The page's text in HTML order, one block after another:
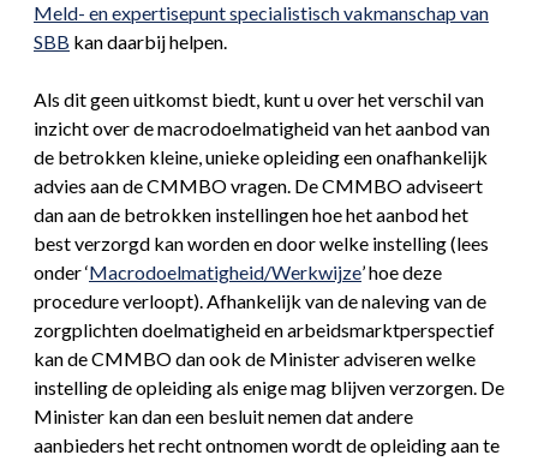
Meld- en expertisepunt specialistisch vakmanschap van
SBB kan daarbij helpen.
Als dit geen uitkomst biedt, kunt u over het verschil van
inzicht over de macrodoelmatigheid van het aanbod van
de betrokken kleine, unieke opleiding een onafhankelijk
advies aan de CMMBO vragen. De CMMBO adviseert
dan aan de betrokken instellingen hoe het aanbod het
best verzorgd kan worden en door welke instelling (lees
onder ‘Macrodoelmatigheid/Werkwijze’ hoe deze
procedure verloopt). Afhankelijk van de naleving van de
zorgplichten doelmatigheid en arbeidsmarktperspectief
kan de CMMBO dan ook de Minister adviseren welke
instelling de opleiding als enige mag blijven verzorgen. De
Minister kan dan een besluit nemen dat andere
aanbieders het recht ontnomen wordt de opleiding aan te